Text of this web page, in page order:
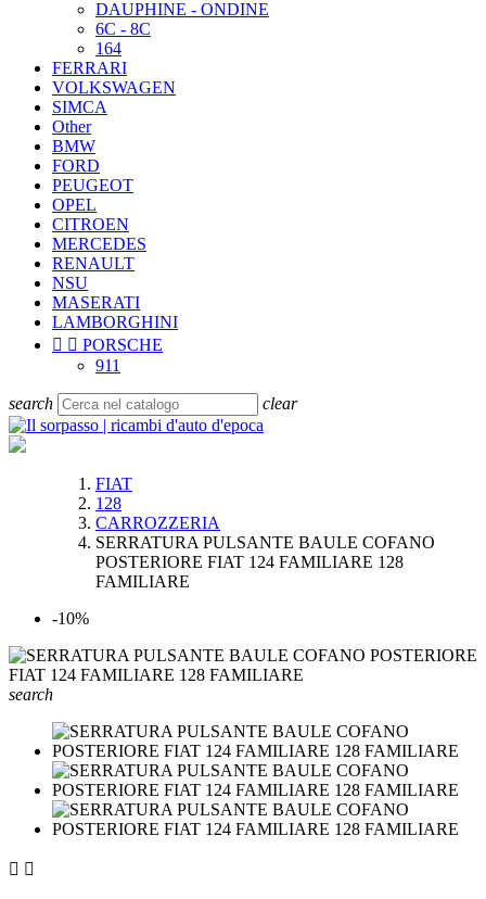
DAUPHINE - ONDINE
6C - 8C
164
FERRARI
VOLKSWAGEN
SIMCA
Other
BMW
FORD
PEUGEOT
OPEL
CITROEN
MERCEDES
RENAULT
NSU
MASERATI
LAMBORGHINI
  PORSCHE
911
search clear
FIAT
128
CARROZZERIA
SERRATURA PULSANTE BAULE COFANO
POSTERIORE FIAT 124 FAMILIARE 128
FAMILIARE
-10%
search
 